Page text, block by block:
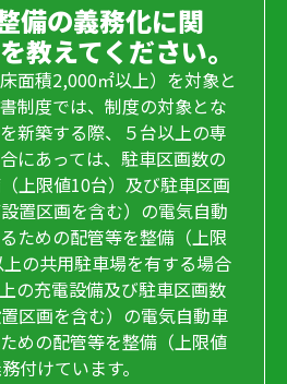
備の義務化に関
教えてください。
面積2,000㎡以上）を対象と
制度では、制度の対象とな
新築する際、５台以上の専
にあっては、駐車区画数の
上限値10台）及び駐車区画
置区画を含む）の電気自動
ための配管等を整備（上限
の共用駐車場を有する場合
の充電設備及び駐車区画数
区画を含む）の電気自動車
めの配管等を整備（上限値
付けています。